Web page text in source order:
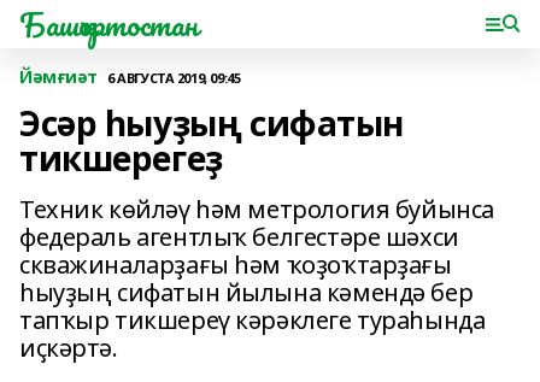
Башҡортостан
Йәмғиәт 6 АВГУСТА 2019, 09:45
Эсәр һыуҙың сифатын
тикшерегеҙ
Техник көйләү һәм метрология буйынса
федераль агентлыҡ белгестәре шәхси
скважиналарҙағы һәм ҡоҙоҡтарҙағы
һыуҙың сифатын йылына кәмендә бер
тапҡыр тикшереү кәрәклеге тураһында
иҫкәртә.